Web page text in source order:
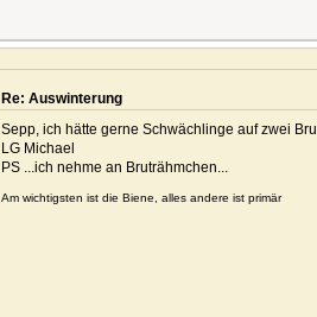
Re: Auswinterung
Sepp, ich hätte gerne Schwächlinge auf zwei
LG Michael
PS ...ich nehme an Bruträhmchen...
Am wichtigsten ist die Biene, alles andere ist primär